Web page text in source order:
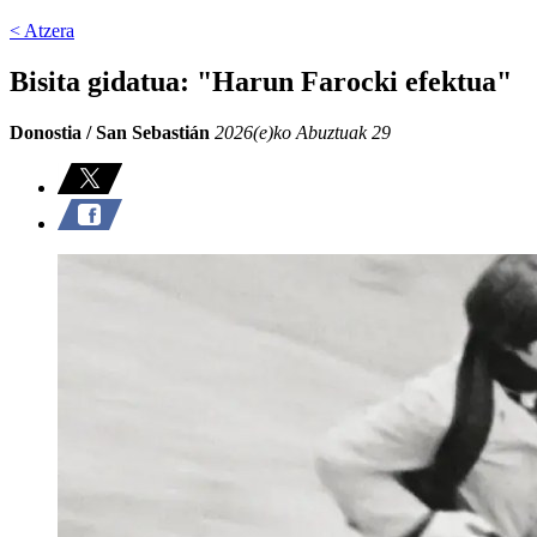
< Atzera
Bisita gidatua: "Harun Farocki efektua"
Donostia / San Sebastián 2026(e)ko Abuztuak 29